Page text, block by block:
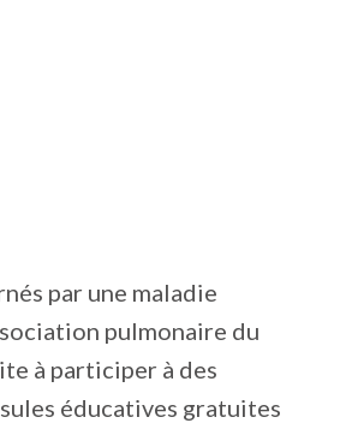
par une maladie
pulmonaire du
à participer à des
éducatives gratuites